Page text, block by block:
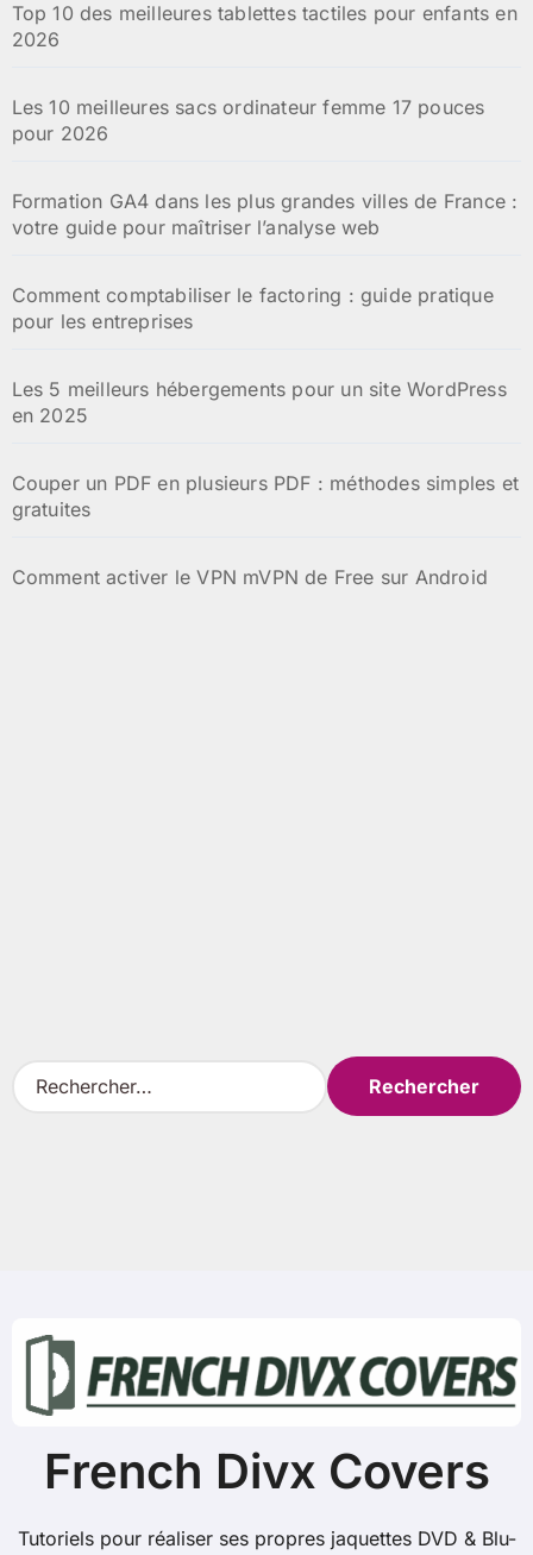
Top 10 des meilleures tablettes tactiles pour enfants en
2026
Les 10 meilleures sacs ordinateur femme 17 pouces
pour 2026
Formation GA4 dans les plus grandes villes de France :
votre guide pour maîtriser l’analyse web
Comment comptabiliser le factoring : guide pratique
pour les entreprises
Les 5 meilleurs hébergements pour un site WordPress
en 2025
Couper un PDF en plusieurs PDF : méthodes simples et
gratuites
Comment activer le VPN mVPN de Free sur Android
R
e
French Divx Covers
Tutoriels pour réaliser ses propres jaquettes DVD & Blu-